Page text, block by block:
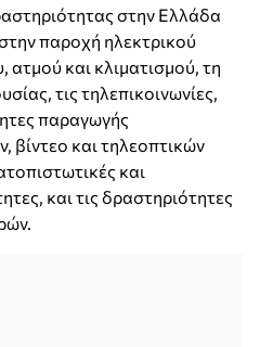
στην Ελλάδα
παροχή ηλεκτρικού
ατμού και κλιματισμού, τη
τις τηλεπικοινωνίες,
παραγωγής
βίντεο και τηλεοπτικών
και
και τις δραστηριότητες